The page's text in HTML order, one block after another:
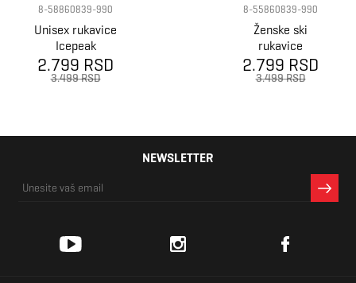
8-58860839-990
Unisex rukavice
Icepeak
Hartwell
2.799 RSD
3.499 RSD
8-55860839-990
Ženske ski
rukavice
Icepeak Hanau
2.799 RSD
3.499 RSD
NEWSLETTER